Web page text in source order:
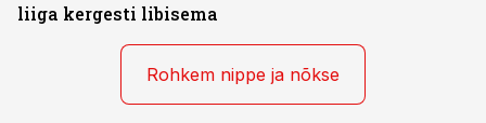
liiga kergesti libisema
Rohkem nippe ja nõkse